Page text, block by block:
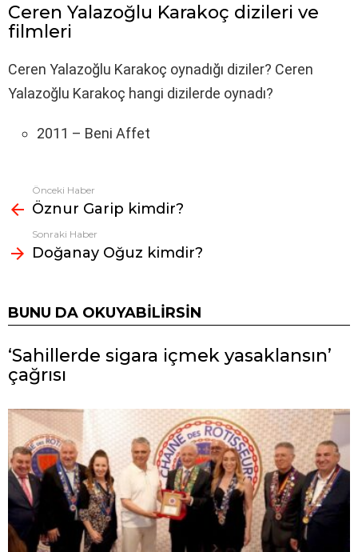
Ceren Yalazoğlu Karakoç dizileri ve
filmleri
Ceren Yalazoğlu Karakoç oynadığı diziler? Ceren
Yalazoğlu Karakoç hangi dizilerde oynadı?
2011 – Beni Affet
Fazlasına
bak
Önceki Haber
Öznur Garip kimdir?
Sonraki Haber
Doğanay Oğuz kimdir?
BUNU DA OKUYABILIRSIN
‘Sahillerde sigara içmek yasaklansın’
çağrısı